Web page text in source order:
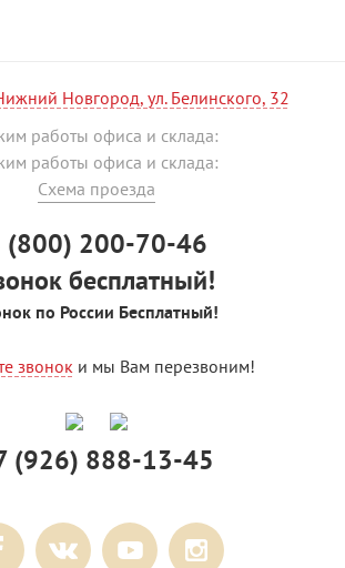
Новгород, ул. Белинского, 32
работы офиса и склада:
работы офиса и склада:
Схема проезда
(800) 200-70-46
бесплатный!
по России Бесплатный!
звоноки мы Вам перезвоним!
(926) 888-13-45